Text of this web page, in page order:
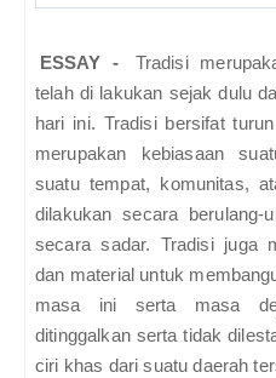
ESSAY -
Tradisi
telah di lakukan sejak dulu
hari ini. Tradisi bersifat
merupakan kebiasaan
suatu tempat, komunitas,
dilakukan secara berulang-
secara sadar. Tradisi juga
dan material untuk
masa ini serta masa
ditinggalkan serta tidak
ciri khas dari suatu daerah